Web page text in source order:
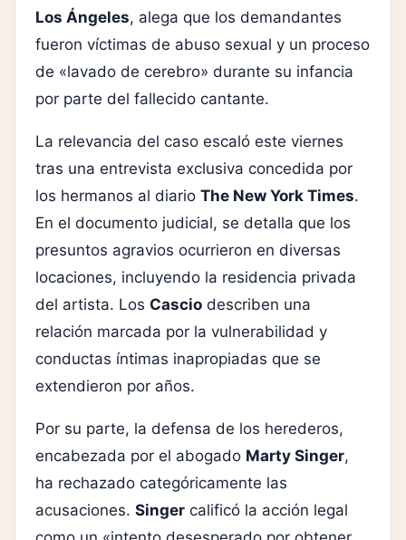
Los Ángeles, alega que los demandantes
fueron víctimas de abuso sexual y un proceso
de «lavado de cerebro» durante su infancia
por parte del fallecido cantante.
La relevancia del caso escaló este viernes
tras una entrevista exclusiva concedida por
los hermanos al diario The New York Times.
En el documento judicial, se detalla que los
presuntos agravios ocurrieron en diversas
locaciones, incluyendo la residencia privada
del artista. Los Cascio describen una
relación marcada por la vulnerabilidad y
conductas íntimas inapropiadas que se
extendieron por años.
Por su parte, la defensa de los herederos,
encabezada por el abogado Marty Singer,
ha rechazado categóricamente las
acusaciones. Singer calificó la acción legal